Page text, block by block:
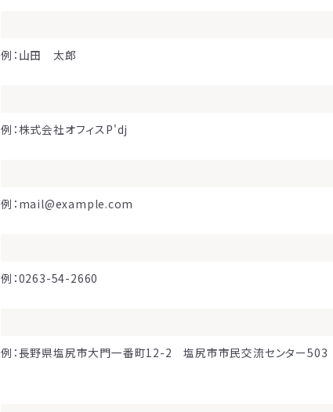
例：山田 太郎
例：株式会社オフィスP'dj
例：mail@example.com
例：0263-54-2660
例：長野県塩尻市大門一番町12-2 塩尻市市民交流センター503